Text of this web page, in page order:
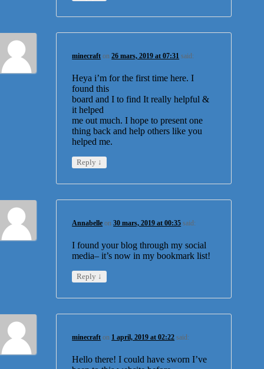
minecraft on26 mars, 2019 at 07:31 said:
Heya i’m for the first time here. I
found this
board and I to find It really helpful &
it helped
me out much. I hope to present one
thing back and help others like you
helped me.
Reply ↓
Annabelle on30 mars, 2019 at 00:35 said:
I found your blog through my social
media– it’s now in my bookmark list!
Reply ↓
minecraft on 1 april, 2019 at 02:22 said:
Hello there! I could have sworn I’ve